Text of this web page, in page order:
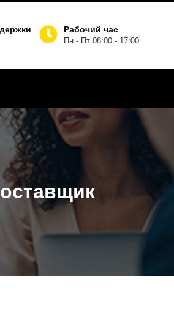
Рабочий час
Пн - Пт 08:00 - 17:00